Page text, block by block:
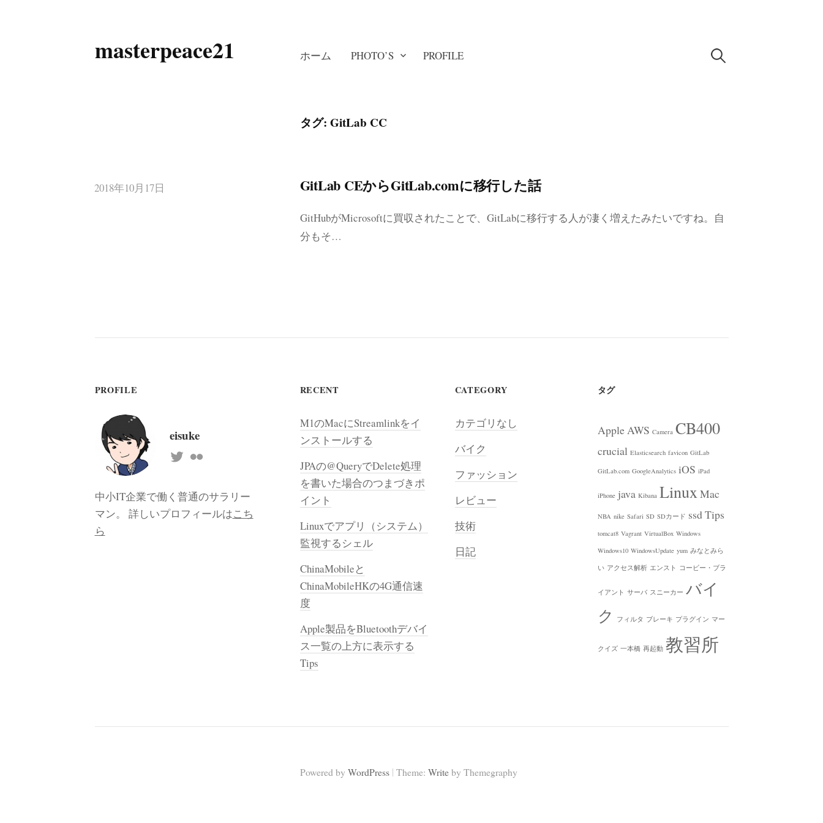
コ
キ
masterpeace21 ホーム PHOTO’S PROFILE 検
タグ: GitLab CC
2018年10月17日 GitLab CEからGitLab.comに移行した話
GitHubがMicrosoftに買収されたことで、GitLabに移行する人が凄く増えたみたいですね。自
分もそ…
PROFILE
eisuke
中小IT企業で働く普通のサラリー
マン。 詳しいプロフィールはこち
ら
RECENT
M1のMacにStreamlinkをイ
ンストールする
JPAの@QueryでDelete処理
を書いた場合のつまづきポ
イント
Linuxでアプリ（システム）
監視するシェル
ChinaMobileと
ChinaMobileHKの4G通信速
度
Apple製品をBluetoothデバイ
ス一覧の上方に表示する
Tips
CATEGORY
カテゴリなし
バイク
ファッション
レビュー
技術
日記
タグ
AppleAWS Camera CB400
crucial Elasticsearch favicon GitLab
GitLab.com GoogleAnalytics iOS iPad
iPhone java Kibana LinuxMac
NBA nike Safari SD SDカード ssdTips
tomcat8 Vagrant VirtualBox Windows
Windows10 WindowsUpdate yum みなとみら
い アクセス解析 エンスト コービー・ブラ
イアント サーバ スニーカー バイ
ク
フィルタ ブレーキ プラグイン マー
クイズ 一本橋 再起動 教習所
Powered by WordPress | Theme: Writeby Themegraphy